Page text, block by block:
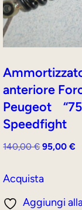
anteriore
Peugeot
Speedfight
140,00€Il
originale
140,00 €.
95,00€Il
Acquista
Aggiungi